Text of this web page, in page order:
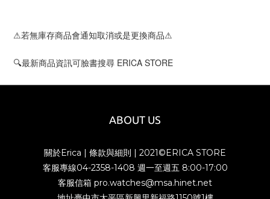
⚠若無庫存商品會通知取消或是更換商品⚠
🔍最新商品資訊可臉書搜尋 ERICA STORE
ABOUT US
關於Erica | 條款與細則 | 2021©ERICA STORE
客服專線04-2358-1408 週一至週五 8:00-17:00
客服信箱 pro.watches@msa.hinet.net